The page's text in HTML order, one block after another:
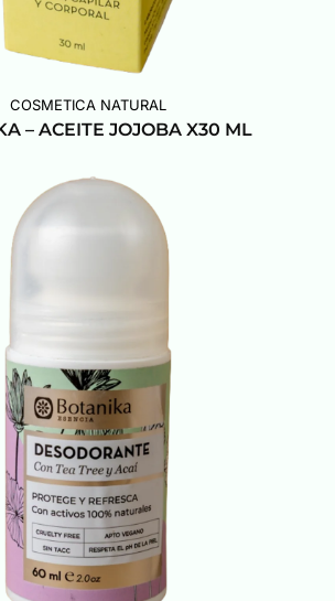
COSMETICA NATURAL
– ACEITE JOJOBA X30 ML